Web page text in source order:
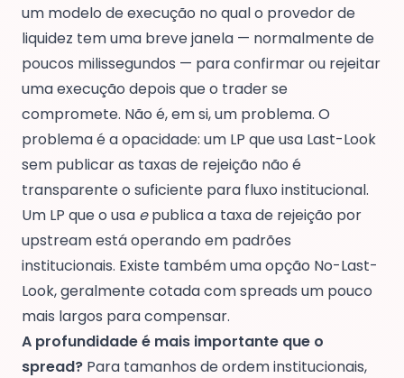
um modelo de execução no qual o provedor de
liquidez tem uma breve janela — normalmente de
poucos milissegundos — para confirmar ou rejeitar
uma execução depois que o trader se
compromete. Não é, em si, um problema. O
problema é a opacidade: um LP que usa Last-Look
sem publicar as taxas de rejeição não é
transparente o suficiente para fluxo institucional.
Um LP que o usa epublica a taxa de rejeição por
upstream está operando em padrões
institucionais. Existe também uma opção No-Last-
Look, geralmente cotada com spreads um pouco
mais largos para compensar.
A profundidade é mais importante que o
spread? Para tamanhos de ordem institucionais,